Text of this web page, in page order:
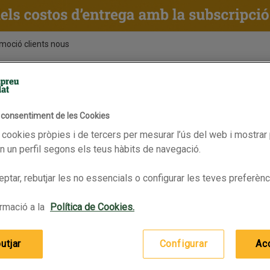
clients nous
JAMESON Whisky irlandès
JAMESON Whisky irlandès
DYC Whisky
DYC Whisky
de les Cookies
pròpies i de tercers per mesurar l’ús del web i
un perfil segons els teus hàbits de navegació.
rebutjar les no essencials o configurar les teves
a la Política de Cookies.
Configurar